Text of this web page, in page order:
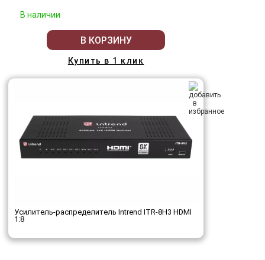
В наличии
В КОРЗИНУ
Купить в 1 клик
Усилитель-распределитель Intrend ITR-8H3 HDMI
1:8